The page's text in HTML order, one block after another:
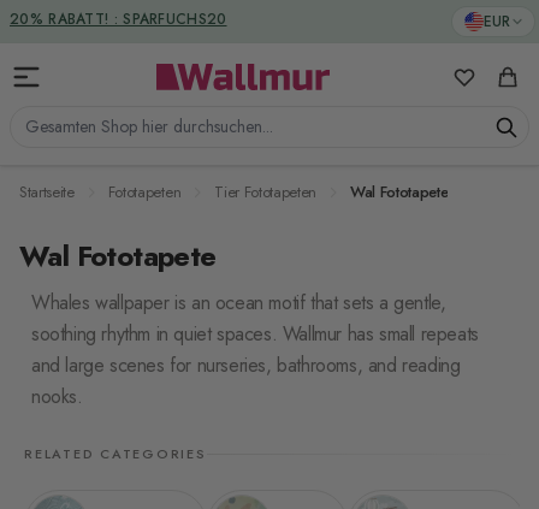
Zum Inhalt springen EUR
Gesamten Shop hier durchsuchen...
Meine
20% RABATT! : SPARFUCHS20
Startseite Fototapeten Tier Fototapeten Wal Fototapete
Wal Fototapete
Whales wallpaper is an ocean motif that sets a gentle,
soothing rhythm in quiet spaces. Wallmur has small repeats
and large scenes for nurseries, bathrooms, and reading
nooks.
RELATED CATEGORIES